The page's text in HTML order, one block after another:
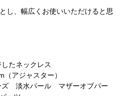
し、幅広くお使いいただけると思
たネックレス
アジャスター）
ズ 淡水パール マザーオブパー